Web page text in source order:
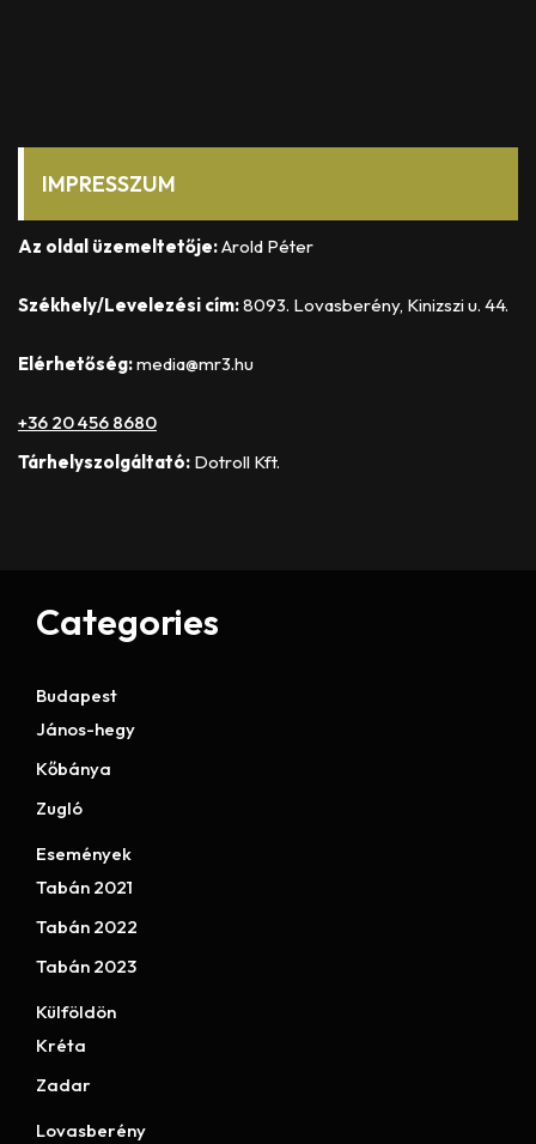
IMPRESSZUM
Az oldal üzemeltetője:Arold Péter
Székhely/Levelezési cím:8093. Lovasberény, Kinizszi u. 44.
Elérhetőség:media@mr3.hu
+36 20 456 8680
Tárhelyszolgáltató: Dotroll Kft.
Categories
Budapest
János-hegy
Kőbánya
Zugló
Események
Tabán 2021
Tabán 2022
Tabán 2023
Külföldön
Kréta
Zadar
Lovasberény